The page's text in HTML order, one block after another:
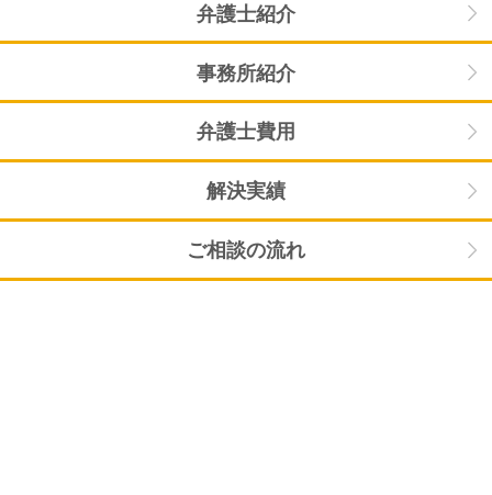
弁護士紹介
事務所紹介
弁護士費用
解決実績
ご相談の流れ